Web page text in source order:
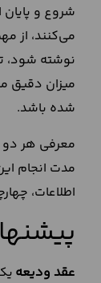
شروع و
می‌کنند، از
نوشته شود،
میزان دقیق
شده باشد.
معرفی هر دو
مدت انجام
اطلاعات،
عقد ودیعه